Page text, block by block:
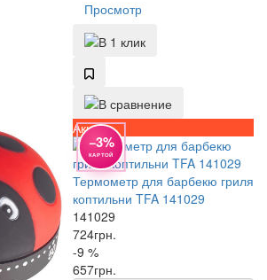
Просмотр
Акция
−3%
КАРТОЙ
Термометр для барбекю гриля
коптильни TFA 141029
141029
724грн.
-9 %
657грн.